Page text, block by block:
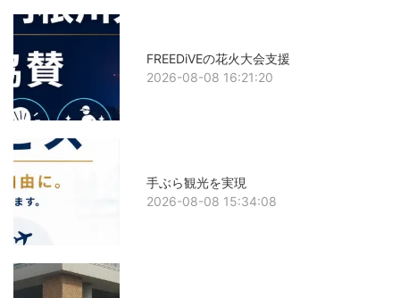
FREEDiVEの花火大会支援
2026-08-08 16:21:20
手ぶら観光を実現
2026-08-08 15:34:08